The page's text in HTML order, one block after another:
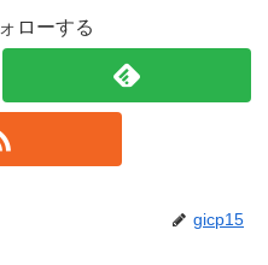
ローする
gicp15